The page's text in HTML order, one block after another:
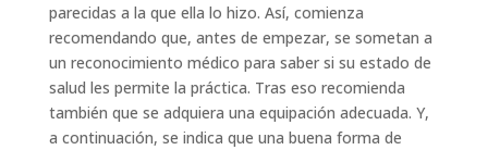
parecidas a la que ella lo hizo. Así, comienza
recomendando que, antes de empezar, se sometan a
un reconocimiento médico para saber si su estado de
salud les permite la práctica. Tras eso recomienda
también que se adquiera una equipación adecuada. Y,
a continuación, se indica que una buena forma de